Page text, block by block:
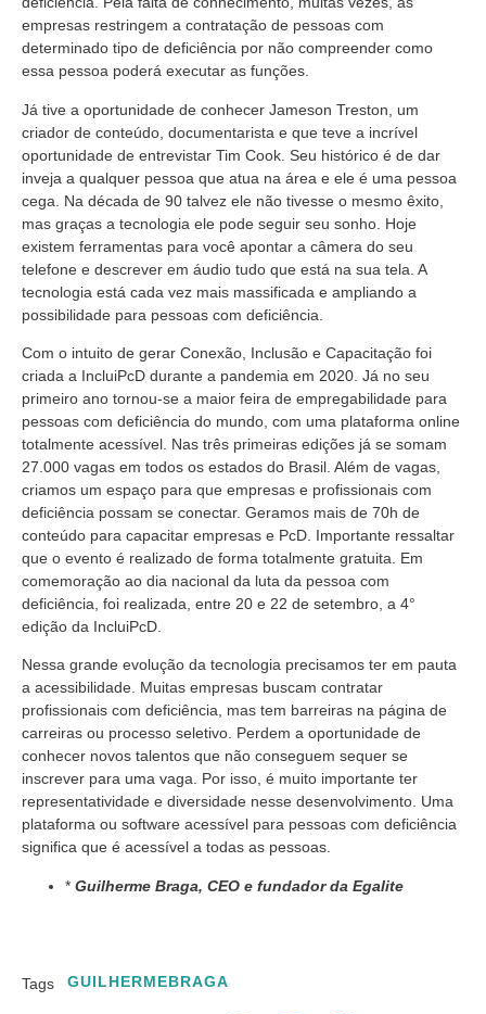
empresas restringem a contratação de pessoas com
determinado tipo de deficiência por não compreender como
essa pessoa poderá executar as funções.
Já tive a oportunidade de conhecer Jameson Treston, um
criador de conteúdo, documentarista e que teve a incrível
oportunidade de entrevistar Tim Cook. Seu histórico é de dar
inveja a qualquer pessoa que atua na área e ele é uma pessoa
cega. Na década de 90 talvez ele não tivesse o mesmo êxito,
mas graças a tecnologia ele pode seguir seu sonho. Hoje
existem ferramentas para você apontar a câmera do seu
telefone e descrever em áudio tudo que está na sua tela. A
tecnologia está cada vez mais massificada e ampliando a
possibilidade para pessoas com deficiência.
Com o intuito de gerar Conexão, Inclusão e Capacitação foi
criada a IncluiPcD durante a pandemia em 2020. Já no seu
primeiro ano tornou-se a maior feira de empregabilidade para
pessoas com deficiência do mundo, com uma plataforma online
totalmente acessível. Nas três primeiras edições já se somam
27.000 vagas em todos os estados do Brasil. Além de vagas,
criamos um espaço para que empresas e profissionais com
deficiência possam se conectar. Geramos mais de 70h de
conteúdo para capacitar empresas e PcD. Importante ressaltar
que o evento é realizado de forma totalmente gratuita. Em
comemoração ao dia nacional da luta da pessoa com
deficiência, foi realizada, entre 20 e 22 de setembro, a 4°
edição da IncluiPcD.
Nessa grande evolução da tecnologia precisamos ter em pauta
a acessibilidade. Muitas empresas buscam contratar
profissionais com deficiência, mas tem barreiras na página de
carreiras ou processo seletivo. Perdem a oportunidade de
conhecer novos talentos que não conseguem sequer se
inscrever para uma vaga. Por isso, é muito importante ter
representatividade e diversidade nesse desenvolvimento. Uma
plataforma ou software acessível para pessoas com deficiência
significa que é acessível a todas as pessoas.
* Guilherme Braga, CEO e fundador da Egalite
Tags GUILHERMEBRAGA